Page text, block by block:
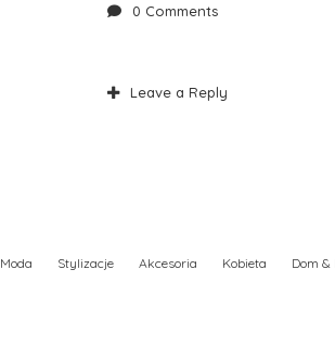
0 Comments
Leave a Reply
Moda Stylizacje Akcesoria Kobieta Dom